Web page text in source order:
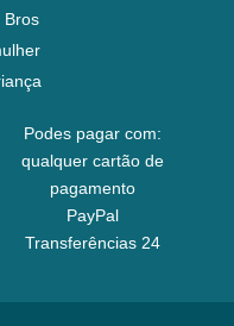
Bros
Podes pagar com:
qualquer cartão de
pagamento
PayPal
Transferências 24